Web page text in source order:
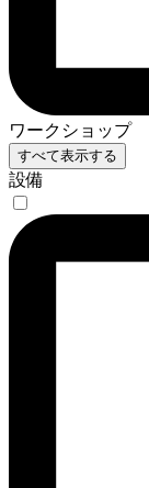
ワークショップ
すべて表示する
設備